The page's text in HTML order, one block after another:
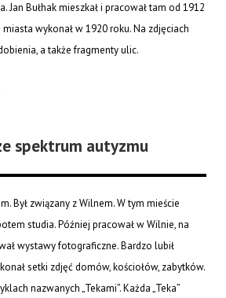
Jan Bułhak mieszkał i pracował tam od 1912
wykonał w 1920 roku. Na zdjęciach
a także fragmenty ulic.
spektrum autyzmu
Był związany z Wilnem. W tym mieście
studia. Później pracował w Wilnie, na
wystawy fotograficzne. Bardzo lubił
setki zdjęć domów, kościołów, zabytków.
nazwanych „Tekami”. Każda „Teka”